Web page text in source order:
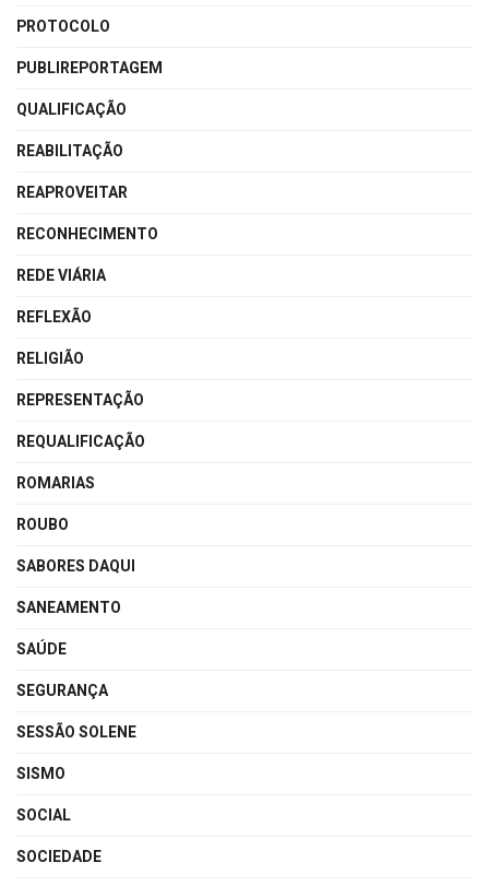
PROTOCOLO
PUBLIREPORTAGEM
QUALIFICAÇÃO
REABILITAÇÃO
REAPROVEITAR
RECONHECIMENTO
REDE VIÁRIA
REFLEXÃO
RELIGIÃO
REPRESENTAÇÃO
REQUALIFICAÇÃO
ROMARIAS
ROUBO
SABORES DAQUI
SANEAMENTO
SAÚDE
SEGURANÇA
SESSÃO SOLENE
SISMO
SOCIAL
SOCIEDADE